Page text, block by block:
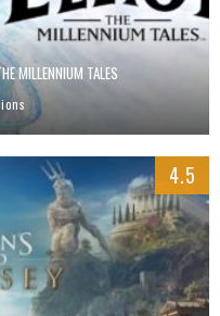
MILLENNIUM TALES
4.5